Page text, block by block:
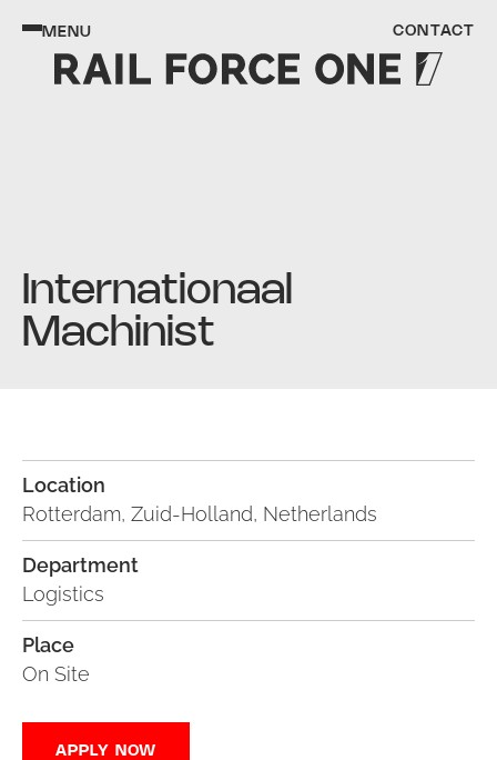
Internationaal
Machinist
Location
Rotterdam, Zuid-Holland, Netherlands
Department
Logistics
Place
On Site
APPLY NOW
CONTACT
MENU